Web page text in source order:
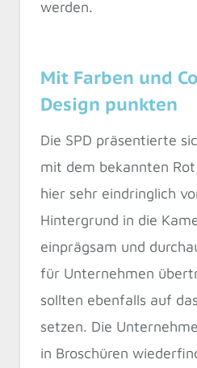
werden.
Mit Farben und
Design punkten
Die SPD präsentierte
mit dem bekannten
hier sehr eindringlich
Hintergrund in die
einprägsam und
für Unternehmen
sollten ebenfalls auf
setzen. Die
in Broschüren